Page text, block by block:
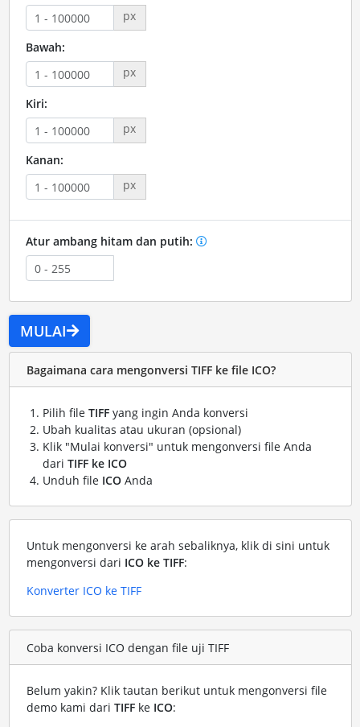
px
Bawah:
px
Kiri:
px
Kanan:
px
Atur ambang hitam dan putih:
MULAI
Bagaimana cara mengonversi TIFF ke file ICO?
Pilih file TIFFyang ingin Anda konversi
Ubah kualitas atau ukuran (opsional)
Klik "Mulai konversi" untuk mengonversi file Anda
dari TIFF ke ICO
Unduh file ICOAnda
Untuk mengonversi ke arah sebaliknya, klik di sini untuk
mengonversi dari ICO ke TIFF:
Konverter ICO ke TIFF
Coba konversi ICO dengan file uji TIFF
Belum yakin? Klik tautan berikut untuk mengonversi file
demo kami dari TIFFke ICO: